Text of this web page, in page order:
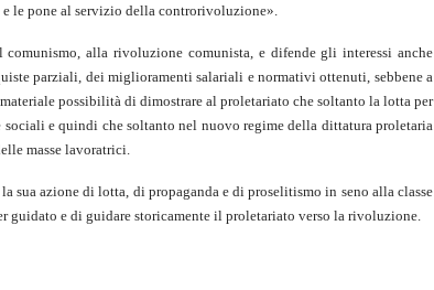
le pone al servizio della controrivoluzione».
alla rivoluzione comunista, e difende gli interessi anche
parziali, dei miglioramenti salariali e normativi ottenuti, sebbene a
possibilità di dimostrare al proletariato che soltanto la lotta per
e quindi che soltanto nel nuovo regime della dittatura proletaria
masse lavoratrici.
azione di lotta, di propaganda e di proselitismo in seno alla classe
guidato e di guidare storicamente il proletariato verso la rivoluzione.